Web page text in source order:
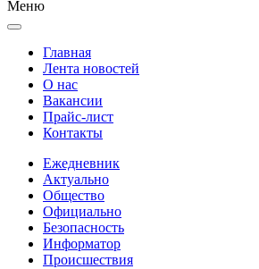
Меню
Главная
Лента новостей
О нас
Вакансии
Прайс-лист
Контакты
Ежедневник
Актуально
Общество
Официально
Безопасность
Информатор
Происшествия